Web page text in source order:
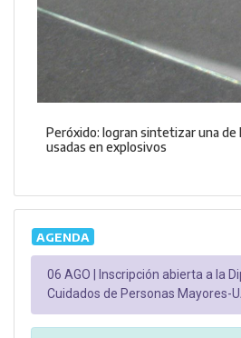
Peróxido: logran sintetizar una de
usadas en explosivos
AGENDA
06 AGO |
Inscripción abierta a la
Cuidados de Personas Mayores-